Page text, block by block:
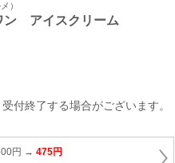
）
ン アイスクリーム
終了する場合がございます。
円 → 475円